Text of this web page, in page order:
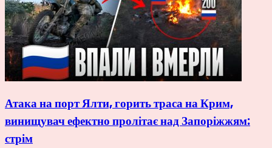
Атака на порт Ялти, горить траса на Крим,
винищувач ефектно пролітає над Запоріжжям:
стрім